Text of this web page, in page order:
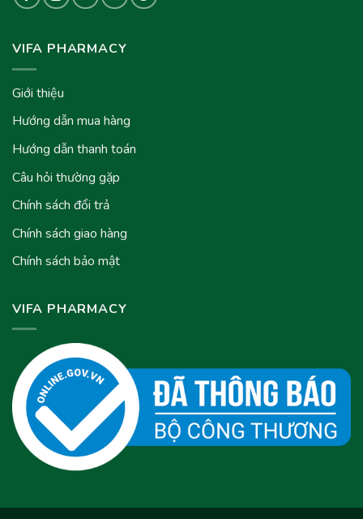
VIFA PHARMACY
Giới thiệu
Hướng dẫn mua hàng
Hướng dẫn thanh toán
Câu hỏi thường gặp
Chính sách đổi trả
Chính sách giao hàng
Chính sách bảo mật
VIFA PHARMACY